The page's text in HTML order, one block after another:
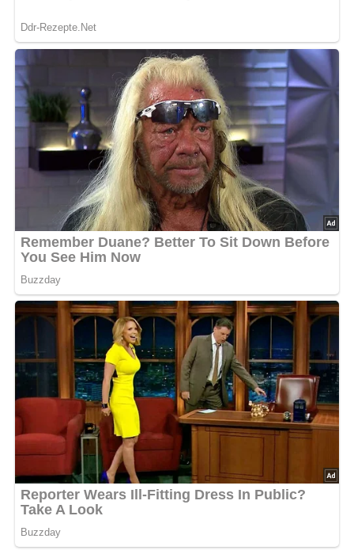
[Nach: Mit Quirl und Kochlöffel, Ein Kochbuch für Jungen und Mädchen, Der Kinderbuchverlag Berlin,
1961]
Jetzt Sterne vergeben – Rezept
bewerten
(9 Bewertung)